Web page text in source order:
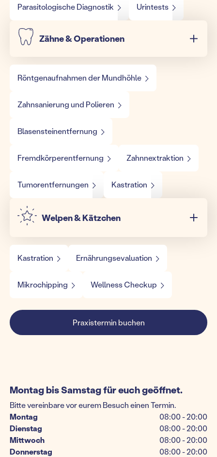
Parasitologische Diagnostik Urintests
Zähne & Operationen
Röntgenaufnahmen der Mundhöhle
Zahnsanierung und Polieren
Blasensteinentfernung
Fremdkörperentfernung Zahnnextraktion
Tumorentfernungen Kastration
Welpen & Kätzchen
Kastration Ernährungsevaluation
Mikrochipping Wellness Checkup
Praxistermin buchen
Montag bis Samstag für euch geöffnet.
Bitte vereinbare vor eurem Besuch einen Termin.
Montag
08:00 - 20:00
Dienstag
08:00 - 20:00
Mittwoch
08:00 - 20:00
Donnerstag
08:00 - 20:00